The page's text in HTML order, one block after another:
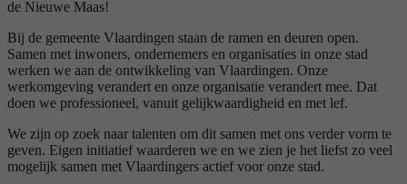
de Nieuwe Maas!
Bij de gemeente Vlaardingen staan de ramen en deuren open.
Samen met inwoners, ondernemers en organisaties in onze stad
werken we aan de ontwikkeling van Vlaardingen. Onze
werkomgeving verandert en onze organisatie verandert mee. Dat
doen we professioneel, vanuit gelijkwaardigheid en met lef.
We zijn op zoek naar talenten om dit samen met ons verder vorm te
geven. Eigen initiatief waarderen we en we zien je het liefst zo veel
mogelijk samen met Vlaardingers actief voor onze stad.